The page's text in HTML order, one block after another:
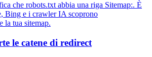
che robots.txt abbia una riga Sitemap:. È
Bing e i crawler IA scoprono
la tua sitemap.
le catene di redirect